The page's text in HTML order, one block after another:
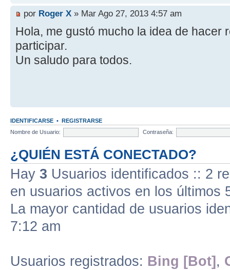
por Roger X » Mar Ago 27, 2013 4:57 am
Hola, me gustó mucho la idea de hacer
participar.
Un saludo para todos.
IDENTIFICARSE • REGISTRARSE
Nombre de Usuario:
Contraseña:
¿QUIÉN ESTÁ CONECTADO?
Hay 3 Usuarios identificados :: 2
en usuarios activos en los últimos
La mayor cantidad de usuarios
7:12 am
Usuarios registrados: Bing [Bot] ,